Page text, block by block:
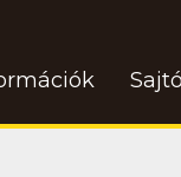
Sajtó